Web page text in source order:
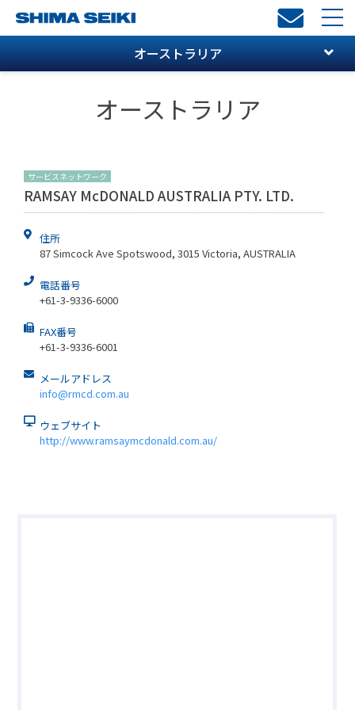
オーストラリア
オーストラリア
サービスネットワーク
RAMSAY McDONALD AUSTRALIA PTY. LTD.
住所
87 Simcock Ave Spotswood, 3015 Victoria, AUSTRALIA
電話番号
+61-3-9336-6000
FAX番号
+61-3-9336-6001
メールアドレス
info@rmcd.com.au
ウェブサイト
http://www.ramsaymcdonald.com.au/